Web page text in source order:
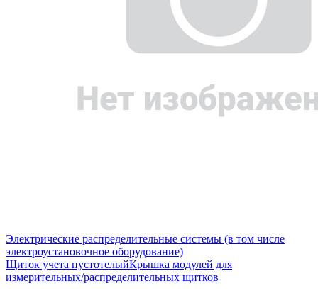
Электрические распределительные системы (в том числе
электроустановочное оборудование)
Щиток учета пустотелыйКрышка модулей для
измерительных/распределительных щитков